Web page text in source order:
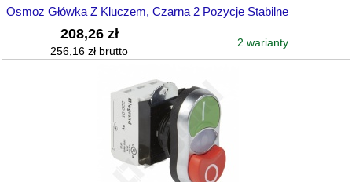
Osmoz Główka Z Kluczem, Czarna 2 Pozycje Stabilne
208,26 zł
256,16 zł brutto
2 warianty